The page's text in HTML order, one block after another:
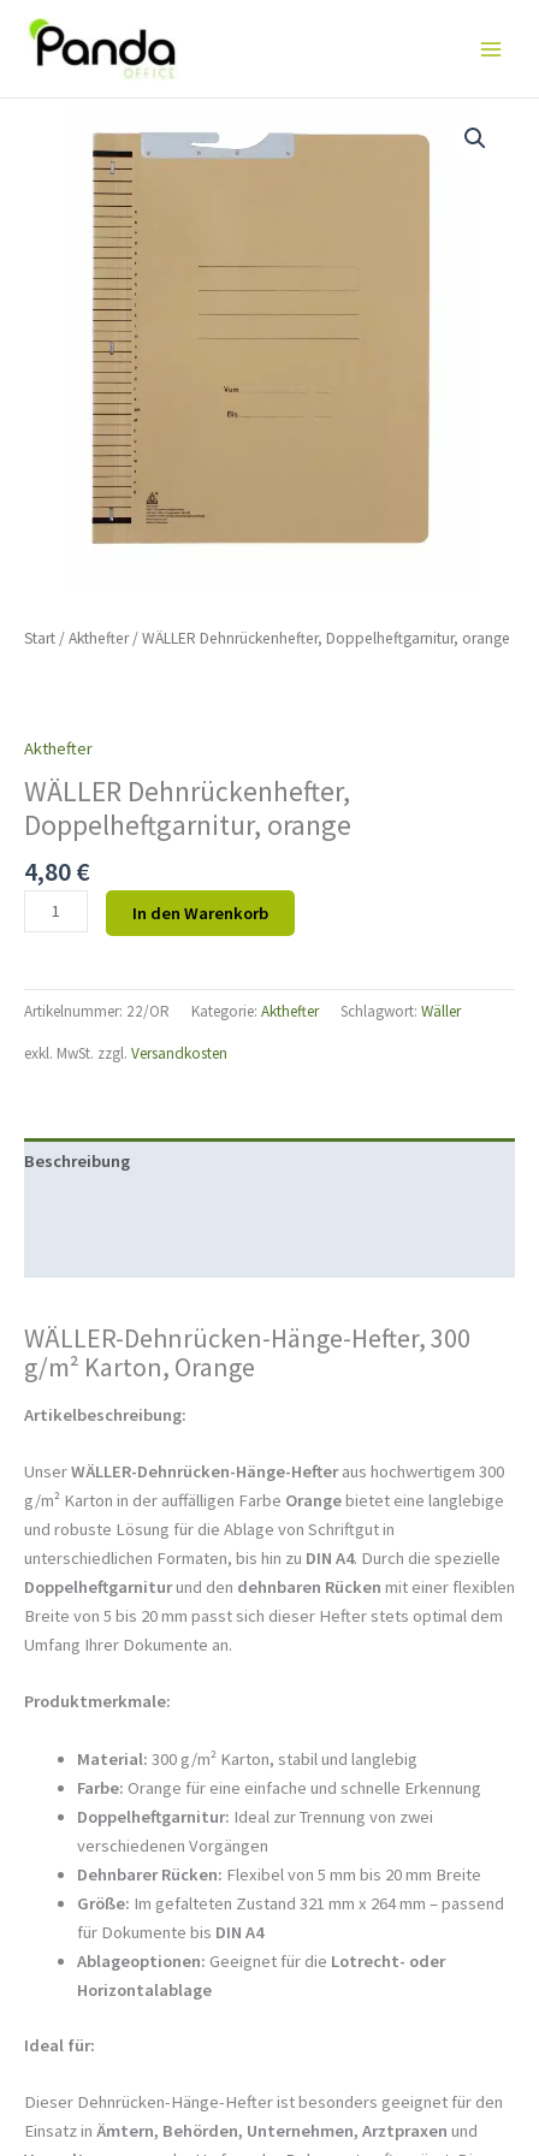
Start /Akthefter/ WÄLLER Dehnrückenhefter, Doppelheftgarnitur, orange
Akthefter
WÄLLER Dehnrückenhefter,
Doppelheftgarnitur, orange
4,80€
Dehnrückenhefter,
Doppelheftgarnitur,
In den Warenkorb
Artikelnummer: 22/OR Kategorie: Akthefter Schlagwort: Wäller
exkl. MwSt. zzgl. Versandkosten
Beschreibung
WÄLLER-Dehnrücken-Hänge-Hefter, 300
g/m² Karton, Orange
Artikelbeschreibung:
UnserWÄLLER-Dehnrücken-Hänge-Hefteraus hochwertigem 300
g/m² Karton in der auffälligen Farbe Orangebietet eine langlebige
und robuste Lösung für die Ablage von Schriftgut in
unterschiedlichen Formaten, bis hin zu DIN A4. Durch die spezielle
Doppelheftgarniturund den dehnbaren Rücken mit einer flexiblen
Breite von 5 bis 20 mm passt sich dieser Hefter stets optimal dem
Umfang Ihrer Dokumente an.
Produktmerkmale:
Material: 300 g/m² Karton, stabil und langlebig
Farbe: Orange für eine einfache und schnelle Erkennung
Doppelheftgarnitur: Ideal zur Trennung von zwei
verschiedenen Vorgängen
Dehnbarer Rücken: Flexibel von 5 mm bis 20 mm Breite
Größe: Im gefalteten Zustand 321 mm x 264 mm – passend
für Dokumente bis DIN A4
Ablageoptionen: Geeignet für die Lotrecht- oder
Horizontalablage
Ideal für:
Dieser Dehnrücken-Hänge-Hefter ist besonders geeignet für den
Einsatz in Ämtern, Behörden, Unternehmen, Arztpraxen und